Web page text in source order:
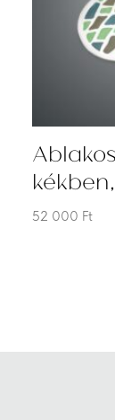
52 000 Ft